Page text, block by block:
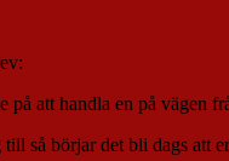
att handla en på vägen
så börjar det bli dags att